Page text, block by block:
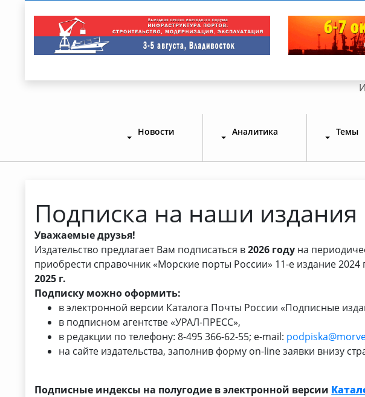
Новости Аналитика Темы
Подписка на наши издания
Уважаемые друзья!
Издательство предлагает Вам подписаться в2026 году на
приобрести справочник «Морские порты России» 11-е издание 2024
2025 г.
Подписку можно оформить:
в электронной версии Каталога Почты России «Подписные
в подписном агентстве «УРАЛ-ПРЕСС»,
в редакции по телефону: 8-495 366-62-55; e-mail:
на сайте издательства, заполнив форму on-line заявки внизу
Подписные индексы на полугодие в электронной версии